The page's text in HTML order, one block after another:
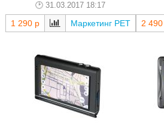
31.03.2017 18:17
1 290 р Маркетинг РЕТ 2